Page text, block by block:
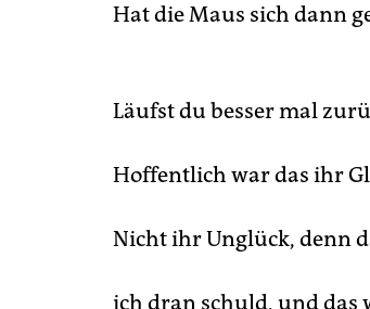
Hat die Maus sich dann
Läufst du besser mal
Hoffentlich war das ihr
Nicht ihr Unglück, denn
ich dran schuld, und das